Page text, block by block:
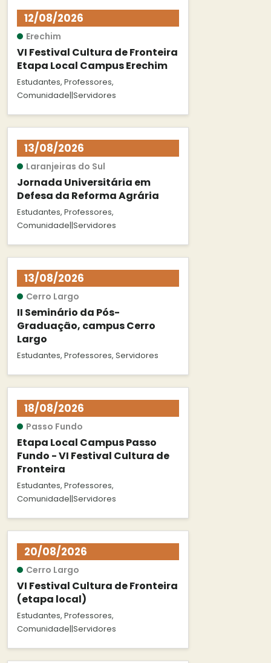
12/08/2026
Erechim
VI Festival Cultura de Fronteira
Etapa Local Campus Erechim
Estudantes, Professores,
Comunidade||Servidores
13/08/2026
Laranjeiras do Sul
Jornada Universitária em
Defesa da Reforma Agrária
Estudantes, Professores,
Comunidade||Servidores
13/08/2026
Cerro Largo
II Seminário da Pós-
Graduação, campus Cerro
Largo
Estudantes, Professores, Servidores
18/08/2026
Passo Fundo
Etapa Local Campus Passo
Fundo - VI Festival Cultura de
Fronteira
Estudantes, Professores,
Comunidade||Servidores
20/08/2026
Cerro Largo
VI Festival Cultura de Fronteira
(etapa local)
Estudantes, Professores,
Comunidade||Servidores